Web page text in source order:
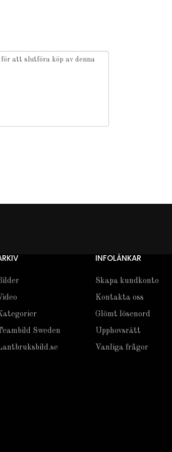
Sweden
INFOLÄNKAR
Skapa kundkonto
Kontakta oss
Glömt lösenord
Upphovsrätt
Vanliga frågor